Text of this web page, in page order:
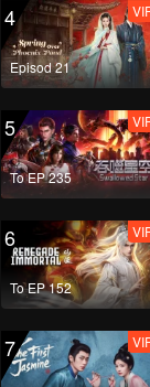
4
Episod 21
5
To EP 235
6
To EP 152
7